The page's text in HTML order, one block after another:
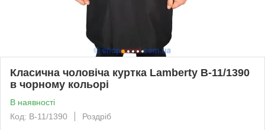
Класична чоловіча куртка Lamberty B-11/1390
в чорному кольорі
В наявності
Код: В-11/1390
Роздріб